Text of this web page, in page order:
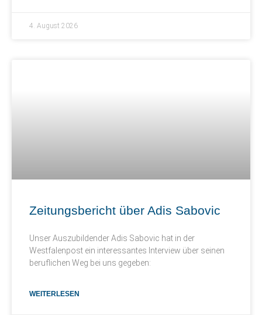
4. August 2026
Zeitungsbericht über Adis Sabovic
Unser Auszubildender Adis Sabovic hat in der
Westfalenpost ein interessantes Interview über seinen
beruflichen Weg bei uns gegeben:
WEITERLESEN